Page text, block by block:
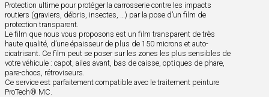
Protection ultime pour protéger la carrosserie contre les impacts
routiers (graviers, débris, insectes, …) par la pose d’un film de
protection transparent.
Le film que nous vous proposons est un film transparent de très
haute qualité, d’une épaisseur de plus de 150 microns et auto-
cicatrisant. Ce film peut se poser sur les zones les plus sensibles de
votre véhicule : capot, ailes avant, bas de caisse, optiques de phare,
pare-chocs, rétroviseurs.
Ce service est parfaitement compatible avec le traitement peinture
ProTech® MC.